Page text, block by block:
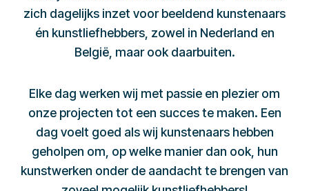
zich dagelijks inzet voor beeldend kunstenaars
én kunstliefhebbers, zowel in Nederland en
België, maar ook daarbuiten.
Elke dag werken wij met passie en plezier om
onze projecten tot een succes te maken. Een
dag voelt goed als wij kunstenaars hebben
geholpen om, op welke manier dan ook, hun
kunstwerken onder de aandacht te brengen van